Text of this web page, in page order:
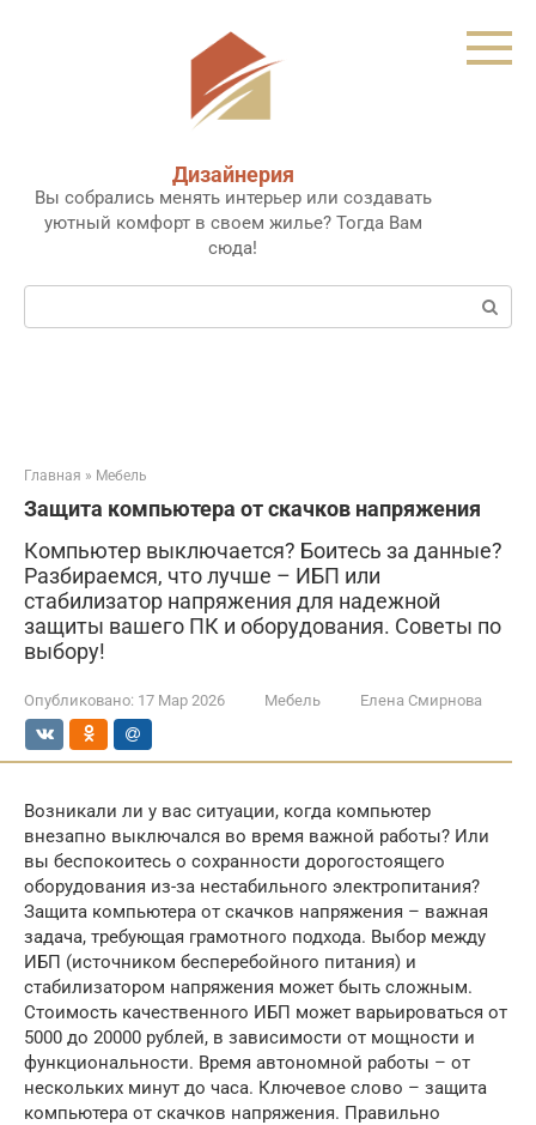
Дизайнерия
Вы собрались менять интерьер или создавать
уютный комфорт в своем жилье? Тогда Вам
сюда!
Поиск:
Главная » Мебель
Защита компьютера от скачков напряжения
Компьютер выключается? Боитесь за данные?
Разбираемся, что лучше – ИБП или
стабилизатор напряжения для надежной
защиты вашего ПК и оборудования. Советы по
выбору!
Опубликовано: 17 Мар 2026 Мебель Елена Смирнова
Возникали ли у вас ситуации, когда компьютер
внезапно выключался во время важной работы? Или
вы беспокоитесь о сохранности дорогостоящего
оборудования из-за нестабильного электропитания?
Защита компьютера от скачков напряжения – важная
задача, требующая грамотного подхода. Выбор между
ИБП (источником бесперебойного питания) и
стабилизатором напряжения может быть сложным.
Стоимость качественного ИБП может варьироваться от
5000 до 20000 рублей, в зависимости от мощности и
функциональности. Время автономной работы – от
нескольких минут до часа. Ключевое слово – защита
компьютера от скачков напряжения. Правильно